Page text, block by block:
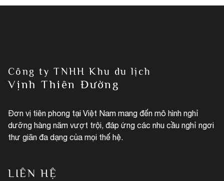
Công ty TNHH Khu du lịch
Vịnh Thiên Đường
Đơn vị tiên phong tại Việt Nam mang đến mô hình nghỉ
dưỡng hàng năm vượt trội, đáp ứng các nhu cầu nghỉ ngơi
thư giãn đa dạng của mọi thế hệ.
LIÊN HỆ